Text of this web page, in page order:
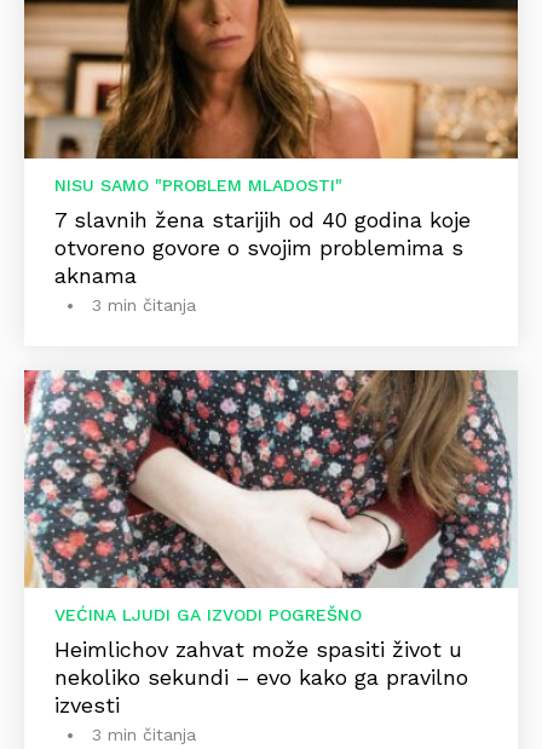
NISU SAMO "PROBLEM MLADOSTI"
7 slavnih žena starijih od 40 godina koje
otvoreno govore o svojim problemima s
aknama
3 min čitanja
VEĆINA LJUDI GA IZVODI POGREŠNO
Heimlichov zahvat može spasiti život u
nekoliko sekundi – evo kako ga pravilno
izvesti
3 min čitanja